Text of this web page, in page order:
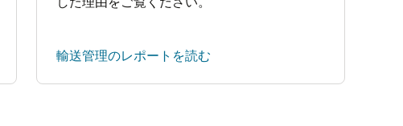
輸送管理のレポートを読む